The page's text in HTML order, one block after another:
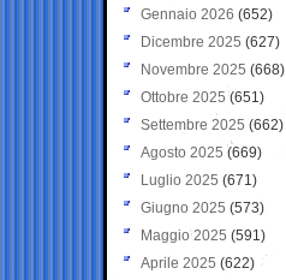
Gennaio 2026 (652)
Dicembre 2025 (627)
Novembre 2025 (668)
Ottobre 2025 (651)
Settembre 2025 (662)
Agosto 2025 (669)
Luglio 2025 (671)
Giugno 2025 (573)
Maggio 2025 (591)
Aprile 2025 (622)